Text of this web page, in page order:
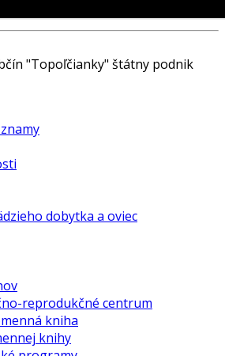
"Topoľčianky" štátny podnik
dobytka a oviec
reprodukčné centrum
kniha
knihy